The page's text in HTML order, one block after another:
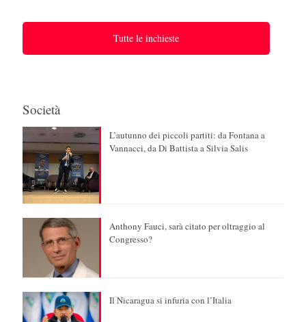
Tutte le inchieste
Società
L’autunno dei piccoli partiti: da Fontana a
Vannacci, da Di Battista a Silvia Salis
Anthony Fauci, sarà citato per oltraggio al
Congresso?
Il Nicaragua si infuria con l’Italia